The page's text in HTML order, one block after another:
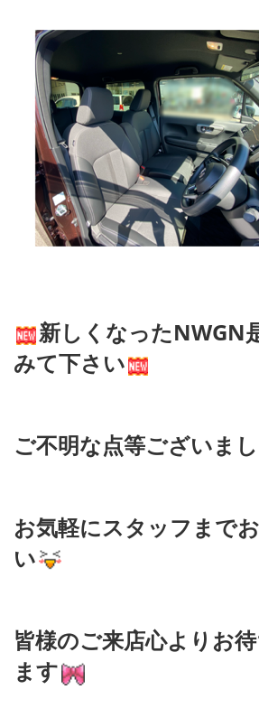
新しくなったNWGN
みて下さい
ご不明な点等ございま
お気軽にスタッフまで
い
皆様のご来店心よりお
ます